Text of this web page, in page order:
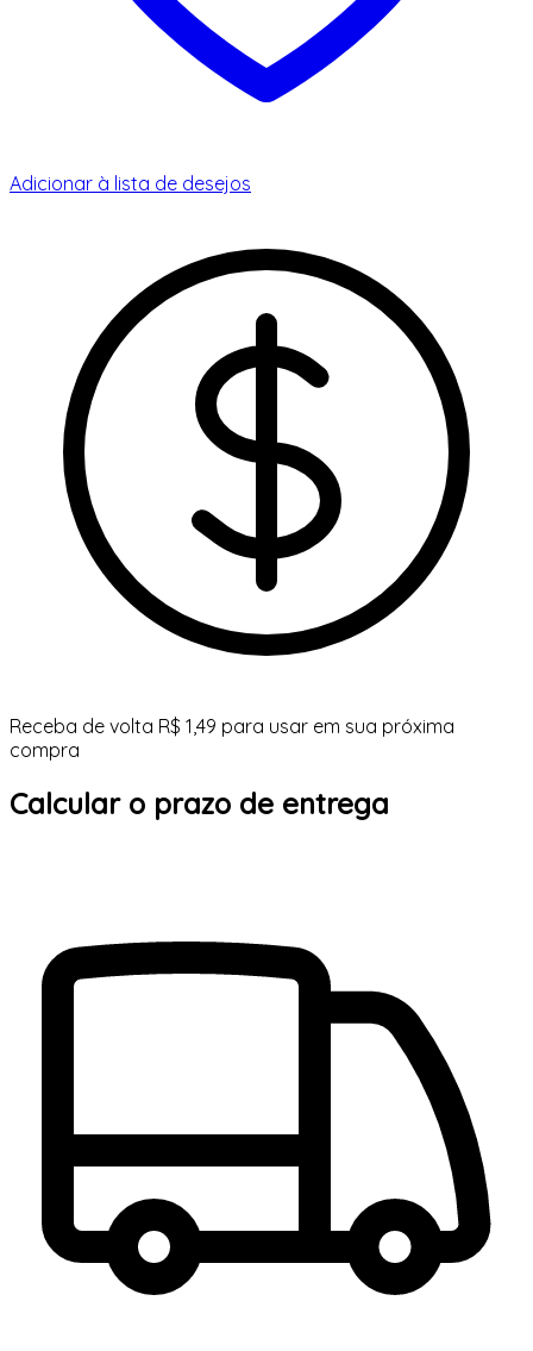
Adicionar à lista de desejos
Receba de volta R$ 1,49 para usar em sua próxima
compra
Calcular o prazo de entrega